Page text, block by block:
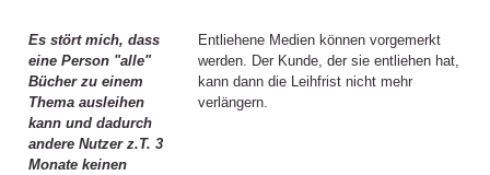
Es stört mich, dass
eine Person "alle"
Bücher zu einem
Thema ausleihen
kann und dadurch
andere Nutzer z.T. 3
Monate keinen
Entliehene Medien können vorgemerkt
werden. Der Kunde, der sie entliehen hat,
kann dann die Leihfrist nicht mehr
verlängern.